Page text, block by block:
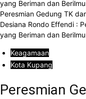
Peresmian Gedung TK
Desiana Rondo Effendi :
yang Beriman dan Berilmu
Keagamaan
Kota Kupang
Peresmian